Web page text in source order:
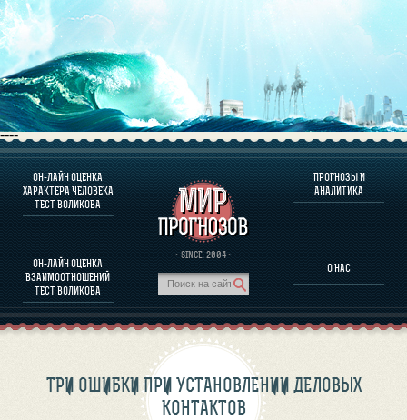
----
ОН-ЛАЙН ОЦЕНКА
ХАРАКТЕРА ЧЕЛОВЕКА
ТЕСТ ВОЛИКОВА
ОН-ЛАЙН ОЦЕНКА
ВЗАИМООТНОШЕНИЙ
ТЕСТ ВОЛИКОВА
· SINCE. 2004 ·
ПРОГНОЗЫ И
АНАЛИТИКА
О НАС
О ПРОГРАММЕ
ОЦЕНКА ХАРАКТЕРA ЧЕЛОВЕКА
ОЦЕНКА ХАРАКТЕРА ВЫДАЮЩИХСЯ ЛИЧНОСТЕЙ
О ПРОГРАММЕ
ПРОГНОЗЫ И АНАЛИТИКА
ТРИ ОШИБКИ ПРИ УСТАНОВЛЕНИИ ДЕЛОВЫХ
КОНТАКТОВ